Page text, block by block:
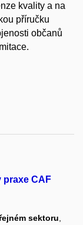
kvality a na
příručku
občanů
praxe CAF
sektoru